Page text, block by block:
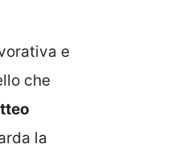
e
che
la